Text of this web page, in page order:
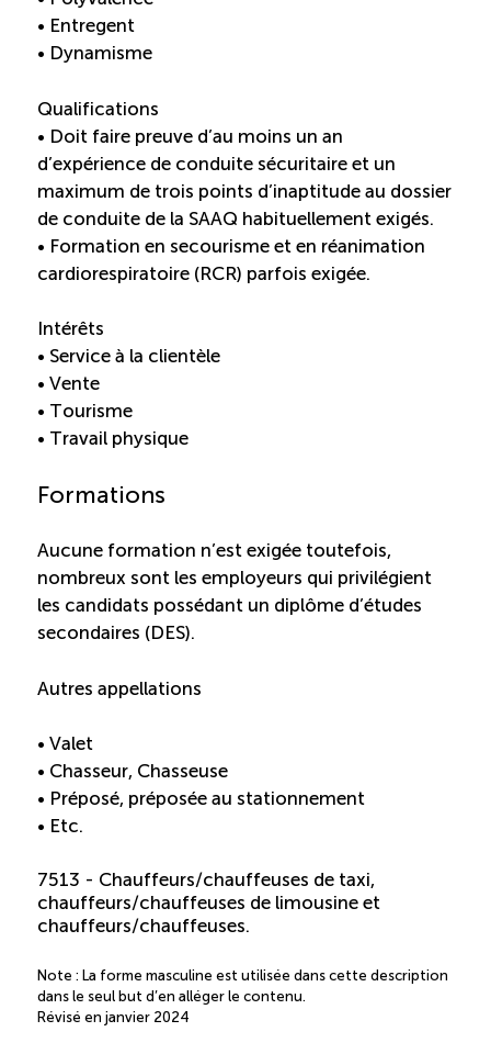
• Entregent
• Dynamisme
Qualifications
• Doit faire preuve d’au moins un an
d’expérience de conduite sécuritaire et un
maximum de trois points d’inaptitude au dossier
de conduite de la SAAQ habituellement exigés.
• Formation en secourisme et en réanimation
cardiorespiratoire (RCR) parfois exigée.
Intérêts
• Service à la clientèle
• Vente
• Tourisme
• Travail physique
Formations
Aucune formation n’est exigée toutefois,
nombreux sont les employeurs qui privilégient
les candidats possédant un diplôme d’études
secondaires (DES).
Autres appellations
• Valet
• Chasseur, Chasseuse
• Préposé, préposée au stationnement
• Etc.
7513 - Chauffeurs/chauffeuses de taxi,
chauffeurs/chauffeuses de limousine et
chauffeurs/chauffeuses.
Note : La forme masculine est utilisée dans cette description
dans le seul but d’en alléger le contenu.
Révisé en janvier 2024